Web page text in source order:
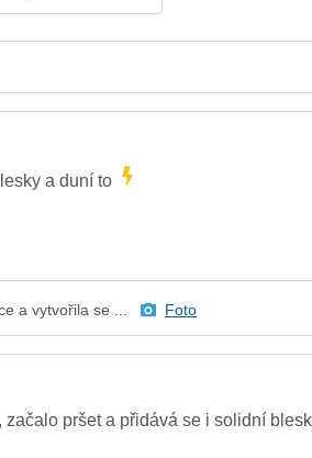
a duní to
a vytvořila se ... Foto
začalo pršet a přidává se i solidní